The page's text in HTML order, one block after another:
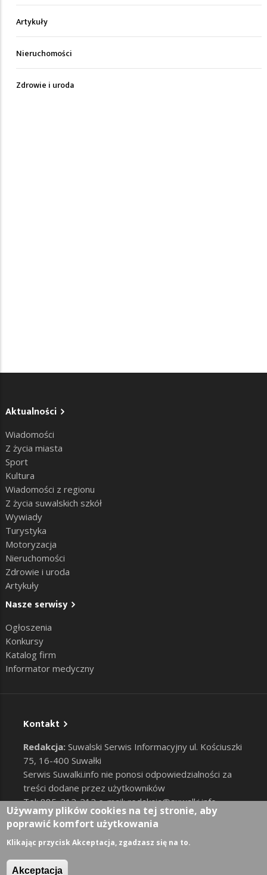
Artykuły
Nieruchomości
Zdrowie i uroda
Aktualności
Wiadomości
Z życia miasta
Sport
Kultura
Wiadomości z regionu
Z życia suwalskich szkół
Wywiady
Turystyka
Motoryzacja
Nieruchomości
Zdrowie i uroda
Artykuły
Nasze serwisy
Ogłoszenia
Konkursy
Katalog firm
Informator medyczny
Kontakt
Redakcja: Suwalski Serwis Informacyjny ul. Kościuszki
75, 16-400 Suwałki
Serwis Suwalki.info nie ponosi odpowiedzialności za
treści dodane przez użytkowników
Tel: 885-212-212 e-mail:redakcja@suwalki.info,
reklama@suwalki.info
RODO |Cookies
User account menu
Zaloguj
Używamy plików cookies na tej stronie, aby
poprawić komfort użytkowania
Klikając przycisk Akceptacja, zgadzasz się na to.
Akceptacja